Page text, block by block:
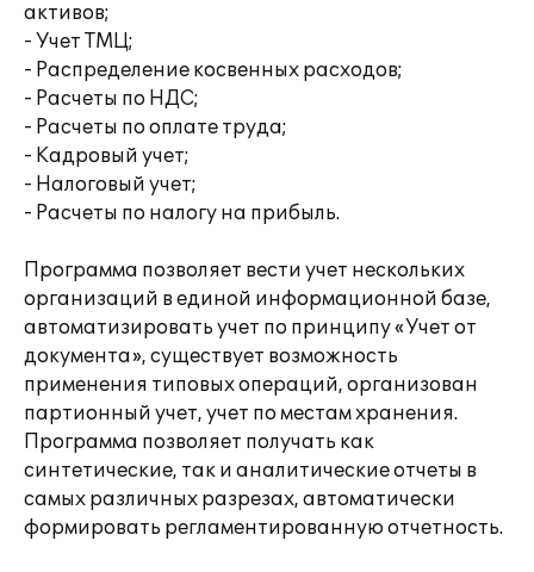
активов;
- Учет ТМЦ;
- Распределение косвенных расходов;
- Расчеты по НДС;
- Расчеты по оплате труда;
- Кадровый учет;
- Налоговый учет;
- Расчеты по налогу на прибыль.
Программа позволяет вести учет нескольких
организаций в единой информационной базе,
автоматизировать учет по принципу «Учет от
документа», существует возможность
применения типовых операций, организован
партионный учет, учет по местам хранения.
Программа позволяет получать как
синтетические, так и аналитические отчеты в
самых различных разрезах, автоматически
формировать регламентированную отчетность.